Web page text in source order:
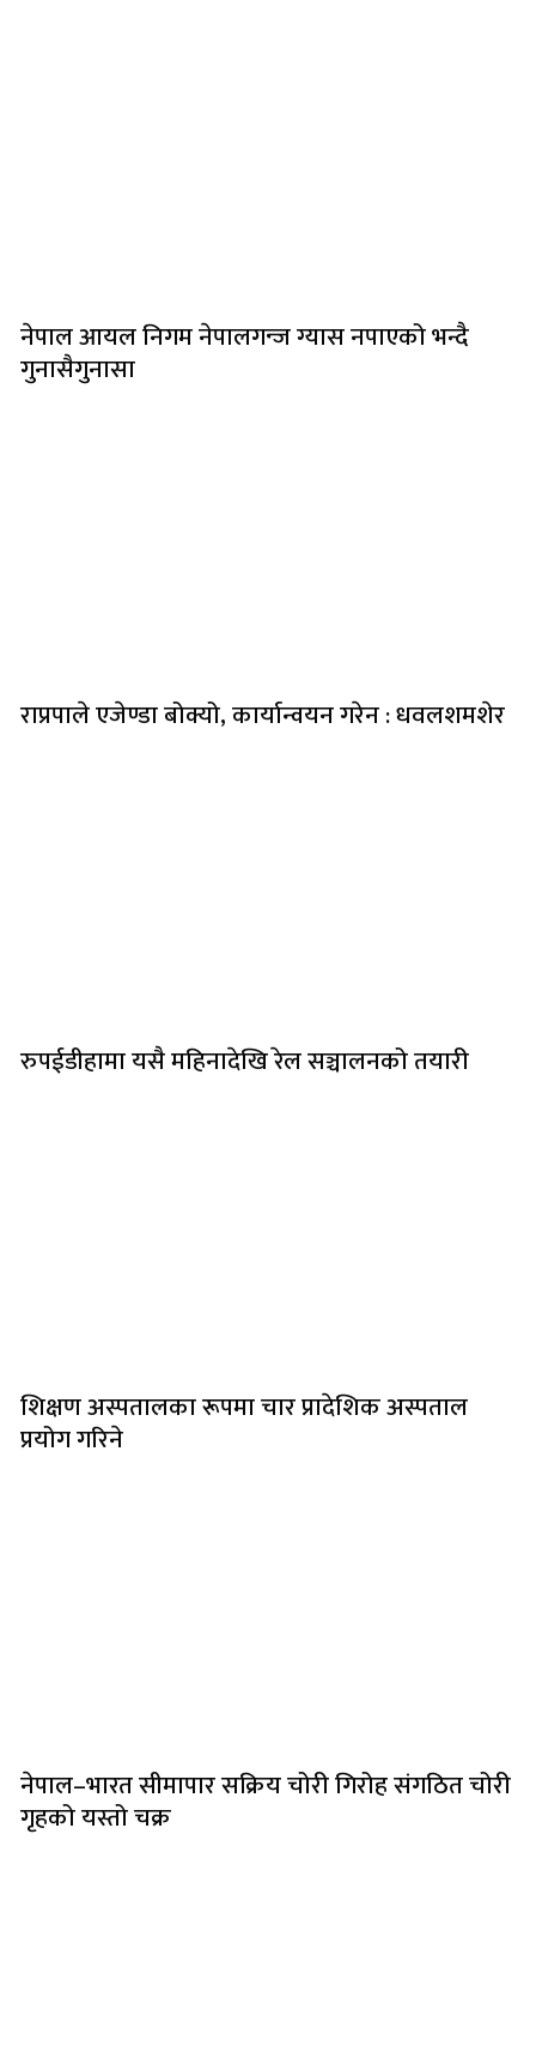
नेपाल आयल निगम नेपालगन्ज ग्यास नपाएको भन्दै
गुनासैगुनासा
राप्रपाले एजेण्डा बोक्यो, कार्यान्वयन गरेन : धवलशमशेर
रुपईडीहामा यसै महिनादेखि रेल सञ्चालनको तयारी
शिक्षण अस्पतालका रूपमा चार प्रादेशिक अस्पताल
प्रयोग गरिने
नेपाल–भारत सीमापार सक्रिय चोरी गिरोह संगठित चोरी
गृहको यस्तो चक्र